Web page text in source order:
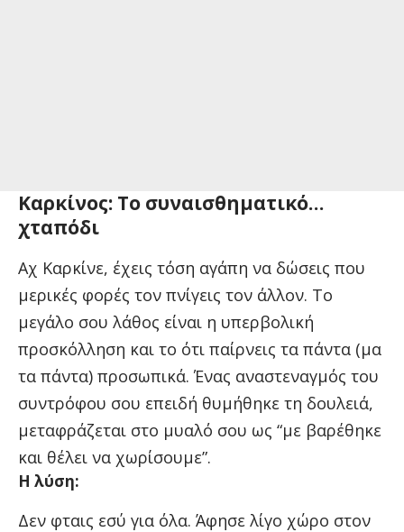
Καρκίνος: Το συναισθηματικό…
χταπόδι
Αχ Καρκίνε, έχεις τόση αγάπη να δώσεις που
μερικές φορές τον πνίγεις τον άλλον. Το
μεγάλο σου λάθος είναι η υπερβολική
προσκόλληση και το ότι παίρνεις τα πάντα (μα
τα πάντα) προσωπικά. Ένας αναστεναγμός του
συντρόφου σου επειδή θυμήθηκε τη δουλειά,
μεταφράζεται στο μυαλό σου ως “με βαρέθηκε
και θέλει να χωρίσουμε”.
Η λύση:
Δεν φταις εσύ για όλα. Άφησε λίγο χώρο στον